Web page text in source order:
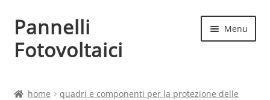
Vai
alla
navigazione
Vai
al
contenuto
Pannelli
Fotovoltaici
Menu
home
quadri e componenti per la protezione delle